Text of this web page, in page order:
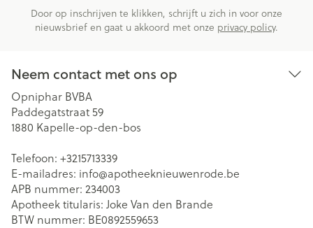
Door op inschrijven te klikken, schrijft u zich in voor onze
nieuwsbrief en gaat u akkoord met onze privacy policy.
Neem contact met ons op
Opniphar BVBA
Paddegatstraat 59
1880 Kapelle-op-den-bos
Telefoon: +3215713339
E-mailadres: info@apotheeknieuwenrode.be
APB nummer: 234003
Apotheek titularis: Joke Van den Brande
BTW nummer: BE0892559653